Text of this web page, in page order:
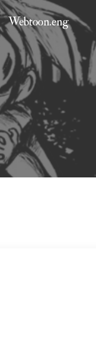
Webtoon.eng